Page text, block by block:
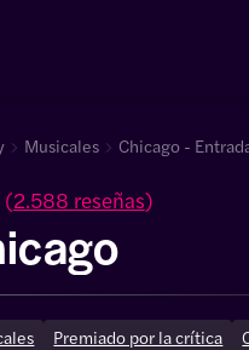
Musicales Chicago -
(2.588 reseñas)
Premiado por la crítica